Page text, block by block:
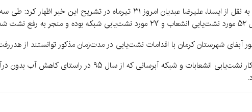
شهرستان کرمان با اقدامات نشت‌یابی در مدت‌زمان مذکور توانستند از هدررفت ۱۵.۶۱ لیتر آب بر ثانیه جلوگیری
عبدیان اظهار کرد: کار نشت‌یابی انشعابات و